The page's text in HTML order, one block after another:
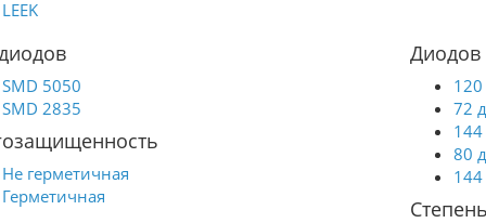
LEEK
SMD 5050
SMD 2835
Не герметичная
Герметичная
Диодов
72
80